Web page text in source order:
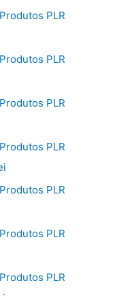
PLR
PLR
PLR
PLR
PLR
PLR
PLR